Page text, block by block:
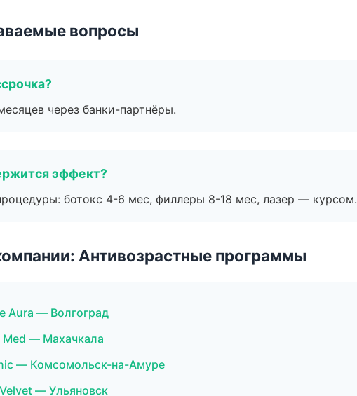
вопросы
через банки-партнёры.
эффект?
ботокс 4-6 мес, филлеры 8-18 мес, лазер — курсом.
Антивозрастные программы
Aura — Волгоград
Med — Махачкала
— Комсомольск-на-Амуре
— Ульяновск